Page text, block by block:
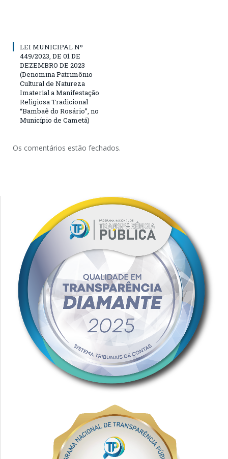
LEI MUNICIPAL Nº
449/2023, DE 01 DE
DEZEMBRO DE 2023
(Denomina Patrimônio
Cultural de Natureza
Imaterial a Manifestação
Religiosa Tradicional
“Bambaê do Rosário”, no
Município de Cametá)
Os comentários estão fechados.